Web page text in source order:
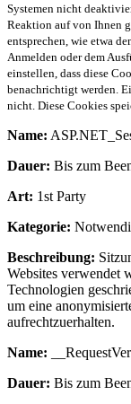
Systemen nicht
Reaktion auf von Ihnen
entsprechen, wie etwa
Anmelden oder dem
einstellen, dass diese
benachrichtigt werden.
nicht. Diese Cookies
Name:
Dauer: Bis zum
Art: 1st Party
Kategorie:
Beschreibung:
Websites verwendet
Technologien
um eine
aufrechtzuerhalten.
Name:
Dauer: Bis zum